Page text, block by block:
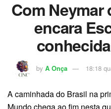
Com Neymar
encara
by A Onça 18:18
A caminhada do Brasil na
Mundo chega ao fim nesta